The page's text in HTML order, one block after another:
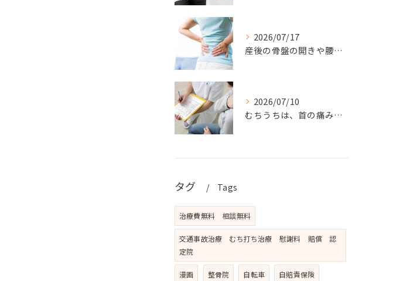
2026/07/17
産後の骨盤の開きや腰の痛みでお悩みのママさんには、松戸新田フ...
2026/07/10
むちうちは、首の痛みだけでなく、肩こり、背中の張り、手のしび...
タグ Tags
治療費無料 相談無料
交通事故治療 むち打ち治療 慰謝料 賠償 認
定院
漫画 整骨院 自転車 自賠責保険